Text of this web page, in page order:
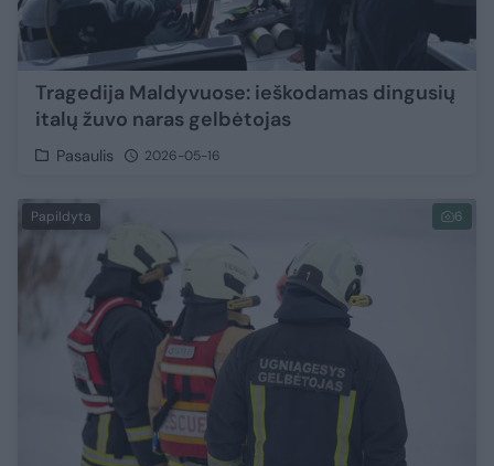
Tragedija Maldyvuose: ieškodamas dingusių
italų žuvo naras gelbėtojas
Pasaulis 2026-05-16
Papildyta 6